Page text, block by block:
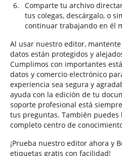
Comparte tu archivo
tus colegas, descárgalo, o
continuar trabajando en él
Al usar nuestro editor,
datos están protegidos y
Cumplimos con importantes
datos y comercio electrónico
experiencia sea segura y
ayuda con la edición de tu
soporte profesional está
tus preguntas. También
completo centro de
¡Prueba nuestro editor ahora y
etiquetas gratis con facilidad!